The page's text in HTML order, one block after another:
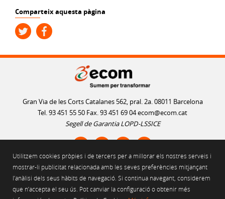
Utilitzem cookies pròpies i de tercers per a millorar els nostres serveis i
mostrar-li publicitat relacionada amb les seves preferències mitjançant
l’anàlisi dels seus hàbits de navegació. Si continua navegant, considerem
que n’accepta el seu ús. Pot canviar la configuració o obtenir més
Comparteix aquesta pàgina
Gran Via de les Corts Catalanes 562, pral. 2a. 08011 Barcelona
Tel. 93 451 55 50 Fax. 93 451 69 04ecom@ecom.cat
Segell de Garantia LOPD-LSSICE
AVÍS LEGAL
POLÍTICA D'ÚS DE COOKIES
POLÍTICA DE PRIVACITAT